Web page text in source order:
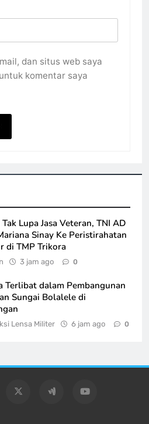
dan situs web saya
komentar saya
Lupa Jasa Veteran, TNI AD
Sinay Ke Peristirahatan
di TMP Trikora
3 jam ago 0
Terlibat dalam Pembangunan
Sungai Bolalele di
Lensa Militer 6 jam ago 0